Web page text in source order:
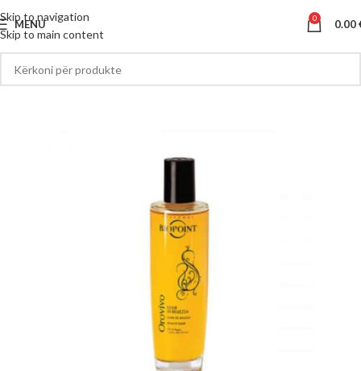
Skip to navigation
Skip to main content
MENU 0 0.00